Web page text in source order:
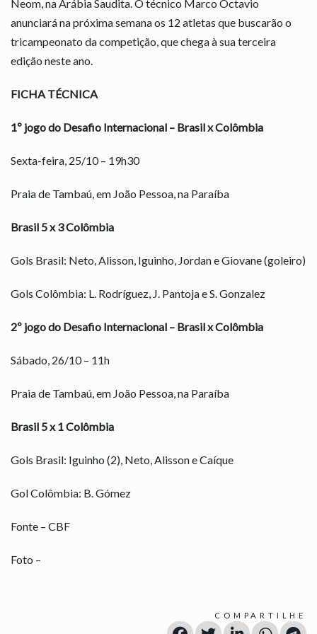
Neom, na Arábia Saudita. O técnico Marco Octavio
anunciará na próxima semana os 12 atletas que buscarão o
tricampeonato da competição, que chega à sua terceira
edição neste ano.
FICHA TÉCNICA
1º jogo do Desafio Internacional – Brasil x Colômbia
Sexta-feira, 25/10 – 19h30
Praia de Tambaú, em João Pessoa, na Paraíba
Brasil 5 x 3 Colômbia
Gols Brasil: Neto, Alisson, Iguinho, Jordan e Giovane (goleiro)
Gols Colômbia: L. Rodríguez, J. Pantoja e S. Gonzalez
2º jogo do Desafio Internacional – Brasil x Colômbia
Sábado, 26/10 – 11h
Praia de Tambaú, em João Pessoa, na Paraíba
Brasil 5 x 1 Colômbia
Gols Brasil: Iguinho (2), Neto, Alisson e Caíque
Gol Colômbia: B. Gómez
Fonte – CBF
Foto –
COMPARTILHE